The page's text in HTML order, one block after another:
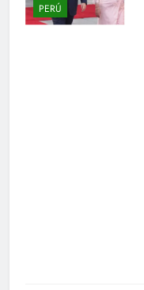
PERÚ